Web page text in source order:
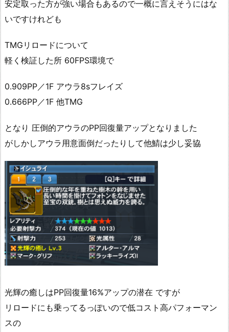
安定取った方が強い場合もあるので一概に言えそうにはな
いですけれども
TMGリロードについて
軽く検証した所 60FPS環境で
0.909PP／1F アウラ8sフレイズ
0.666PP／1F 他TMG
となり 圧倒的アウラのPP回復量アップとなりました
がしかしアウラ用意面倒だったりして他鯖は少し妥協
光輝の癒しはPP回復量16%アップの潜在 ですが
リロードにも乗ってるっぽいので低コスト高パフォーマン
スの